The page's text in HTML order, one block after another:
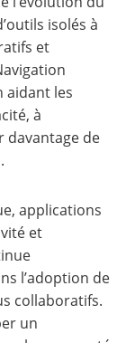
isolés à
et
aidant les
à
davantage de
applications
et
l’adoption de
collaboratifs.
un